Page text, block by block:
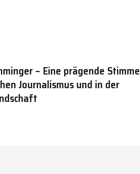
– Eine prägende Stimme
Journalismus und in der